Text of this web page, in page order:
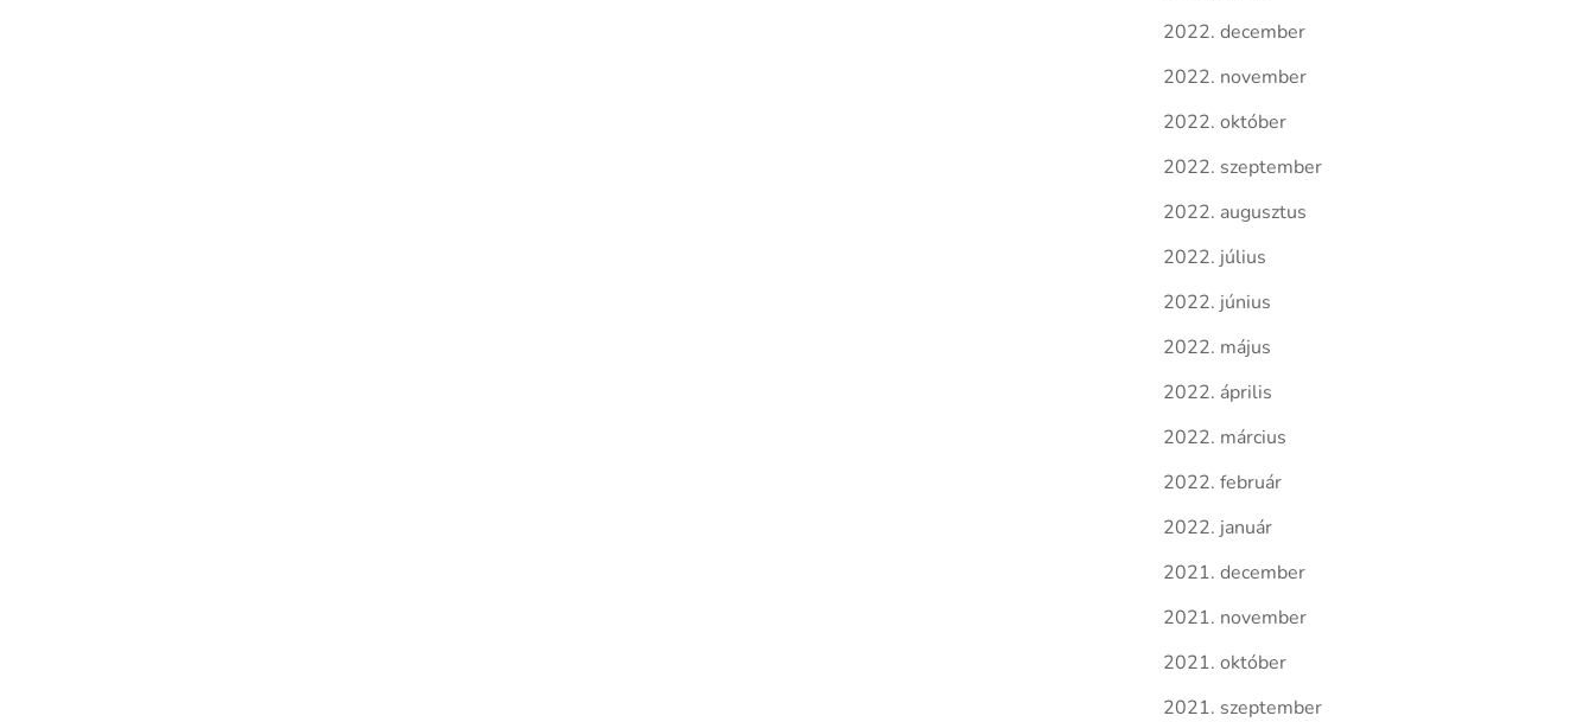
2022. december
2022. november
2022. október
2022. szeptember
2022. augusztus
2022. július
2022. június
2022. május
2022. április
2022. március
2022. február
2022. január
2021. december
2021. november
2021. október
2021. szeptember